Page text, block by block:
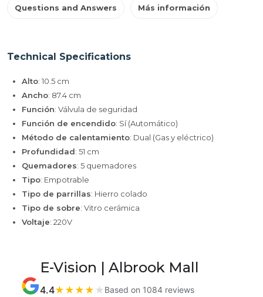
Questions and Answers Más información
Technical Specifications
Alto: 10.5 cm
Ancho: 87.4 cm
Función: Válvula de seguridad
Función de encendido: Sí (Automático)
Método de calentamiento: Dual (Gas y eléctrico)
Profundidad: 51 cm
Quemadores: 5 quemadores
Tipo: Empotrable
Tipo de parrillas: Hierro colado
Tipo de sobre: Vitro cerámica
Voltaje: 220V
E-Vision | Albrook Mall
4.4★ ★ ★ ★ ★ Based on 1084 reviews